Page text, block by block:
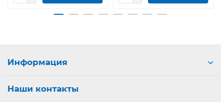
Информация
Наши контакты